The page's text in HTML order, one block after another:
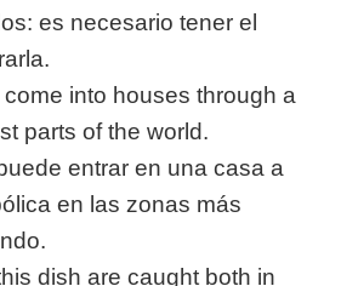
es necesario tener el
into houses through a
parts of the world.
entrar en una casa a
en las zonas más
dish are caught both in